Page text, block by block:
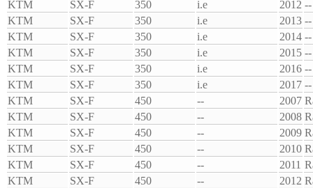
KTM SX-F 350 i.e 2012 --
KTM
SX-F 350 i.e 2013 --
KTM
SX-F 350 i.e 2014 --
KTM
SX-F 350 i.e 2015 --
KTM
SX-F 350 i.e 2016 --
KTM
SX-F 350 i.e 2017 --
KTM
SX-F 450 -- 2007
KTM
SX-F 450 -- 2008
KTM
SX-F 450 -- 2009
KTM
SX-F 450 -- 2010
KTM
SX-F 450 -- 2011
KTM
SX-F 450 -- 2012